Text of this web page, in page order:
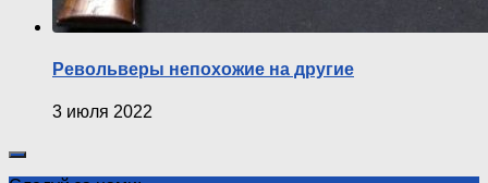
Револьверы непохожие на другие
3 июля 2022